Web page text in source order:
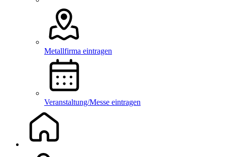
Metallfirma eintragen
Veranstaltung/Messe eintragen